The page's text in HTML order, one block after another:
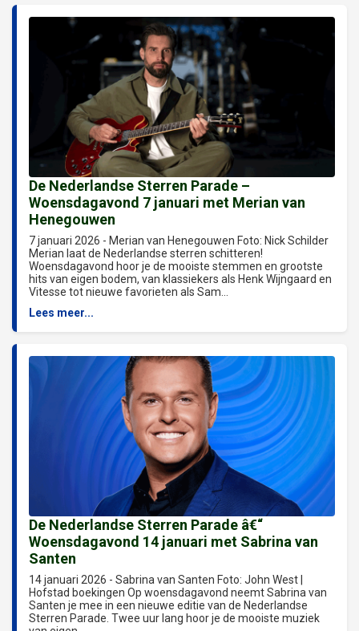
De Nederlandse Sterren Parade –
Woensdagavond 7 januari met Merian van
Henegouwen
7 januari 2026 - Merian van Henegouwen Foto: Nick Schilder
Merian laat de Nederlandse sterren schitteren!
Woensdagavond hoor je de mooiste stemmen en grootste
hits van eigen bodem, van klassiekers als Henk Wijngaard en
Vitesse tot nieuwe favorieten als Sam...
Lees meer...
De Nederlandse Sterren Parade â€“
Woensdagavond 14 januari met Sabrina van
Santen
14 januari 2026 - Sabrina van Santen Foto: John West |
Hofstad boekingen Op woensdagavond neemt Sabrina van
Santen je mee in een nieuwe editie van de Nederlandse
Sterren Parade. Twee uur lang hoor je de mooiste muziek